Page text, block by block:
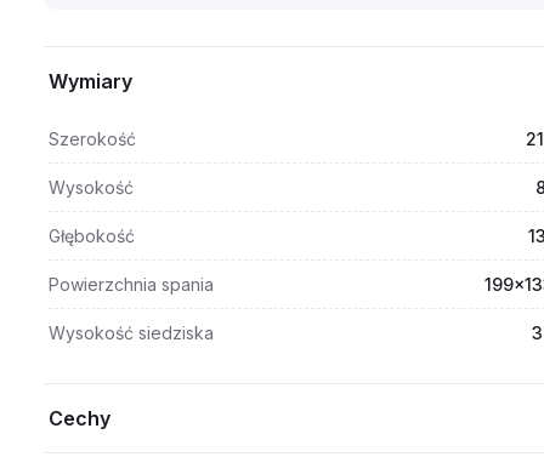
Wymiary
Szerokość
Wysokość
Głębokość
Powierzchnia spania
Wysokość siedziska
Cechy